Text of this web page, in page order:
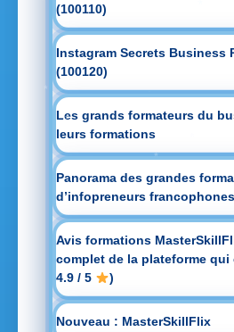
(100110)
Instagram Secrets Business
(100120)
Les grands formateurs du
leurs formations
Panorama des grandes
d’infopreneurs
Avis formations
complet de la plateforme
4.9 / 5
)
Nouveau : MasterSkillFlix